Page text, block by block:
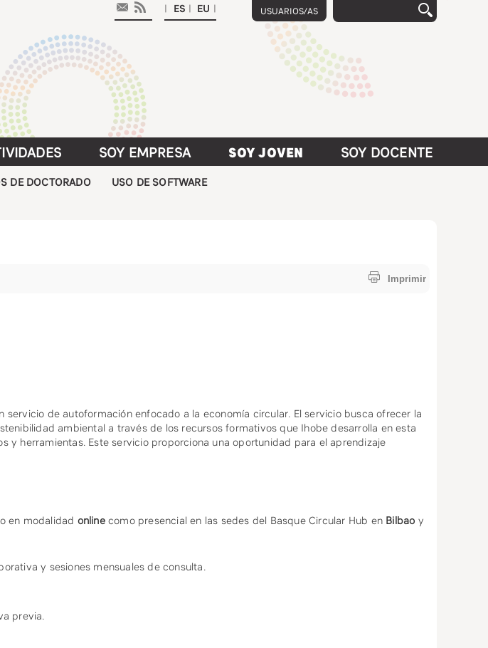
| | |
SOY EMPRESA SOY JOVEN SOY DOCENTE
DE DOCTORADO USO DE SOFTWARE
de autoformación enfocado a la economía circular. El servicio busca ofrecer la
ambiental a través de los recursos formativos que Ihobe desarrolla en esta
y herramientas. Este servicio proporciona una oportunidad para el aprendizaje
en modalidad onlinecomo presencial en las sedes del Basque Circular Hub en Bilbao y
y sesiones mensuales de consulta.
previa.